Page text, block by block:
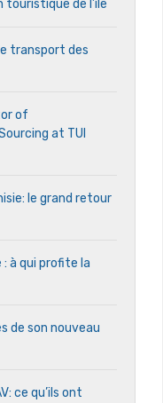
de l’île
transport des
of
at TUI
le grand retour
: à qui profite la
de son nouveau
ce qu’ils ont